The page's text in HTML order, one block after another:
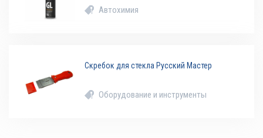
Автохимия
Скребок для стекла Русский Мастер
Оборудование и инструменты